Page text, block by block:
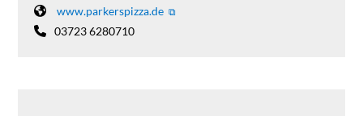
www.parkerspizza.de
03723 6280710